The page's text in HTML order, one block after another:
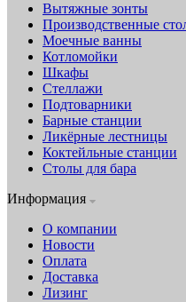
Вытяжные зонты
Производственные
Моечные ванны
Котломойки
Шкафы
Стеллажи
Подтоварники
Барные станции
Ликёрные лестницы
Коктейльные станции
Столы для бара
Информация
О компании
Новости
Оплата
Доставка
Лизинг